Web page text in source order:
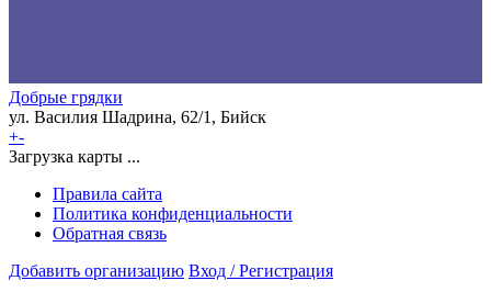
Добрые грядки
ул. Василия Шадрина, 62/1, Бийск
+-
Загрузка карты ...
Правила сайта
Политика конфиденциальности
Обратная связь
Добавить организацию Вход / Регистрация